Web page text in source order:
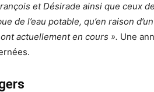
et Désirade ainsi que ceux
de l’eau potable, qu’en raison
actuellement en cours ». Une